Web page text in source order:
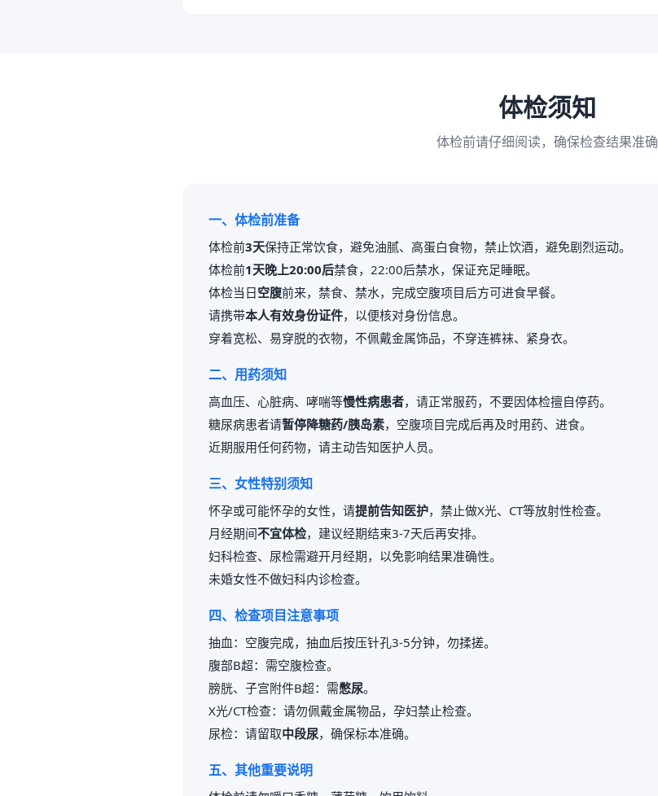
体检须知
体检前请仔细阅读，确保检查结果准确
一、体检前准备
体检前3天保持正常饮食，避免油腻、高蛋白食物，禁止饮酒，避免剧烈运动。
体检前1天晚上20:00后禁食，22:00后禁水，保证充足睡眠。
体检当日空腹前来，禁食、禁水，完成空腹项目后方可进食早餐。
请携带本人有效身份证件，以便核对身份信息。
穿着宽松、易穿脱的衣物，不佩戴金属饰品，不穿连裤袜、紧身衣。
二、用药须知
高血压、心脏病、哮喘等慢性病患者，请正常服药，不要因体检擅自停药。
糖尿病患者请暂停降糖药/胰岛素，空腹项目完成后再及时用药、进食。
近期服用任何药物，请主动告知医护人员。
三、女性特别须知
怀孕或可能怀孕的女性，请提前告知医护，禁止做X光、CT等放射性检查。
月经期间不宜体检，建议经期结束3-7天后再安排。
妇科检查、尿检需避开月经期，以免影响结果准确性。
未婚女性不做妇科内诊检查。
四、检查项目注意事项
抽血：空腹完成，抽血后按压针孔3-5分钟，勿揉搓。
腹部B超：需空腹检查。
膀胱、子宫附件B超：需憋尿。
X光/CT检查：请勿佩戴金属物品，孕妇禁止检查。
尿检：请留取中段尿，确保标本准确。
五、其他重要说明